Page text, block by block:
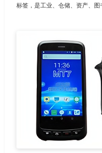
标签，是工业、仓储、资产、图